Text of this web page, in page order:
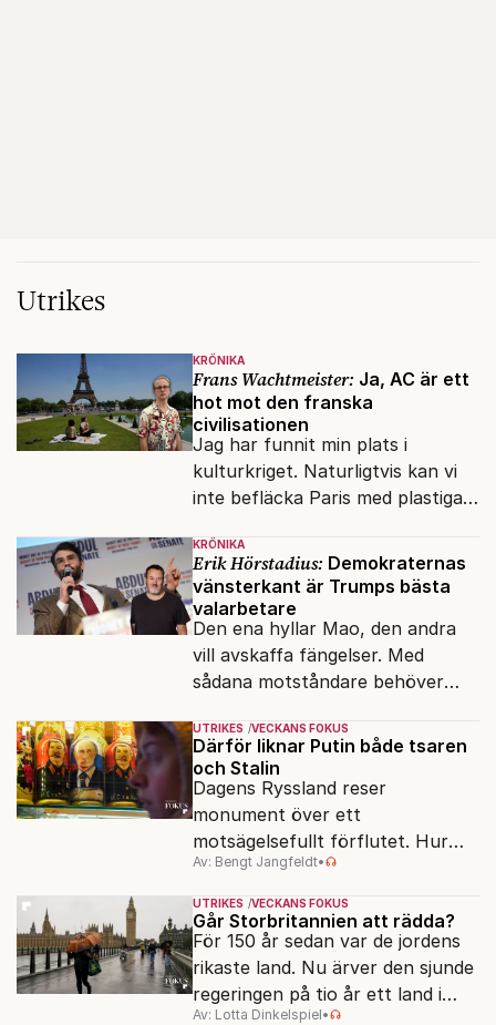
Utrikes
KRÖNIKA
Frans Wachtmeister: Ja, AC är ett
hot mot den franska
civilisationen
Jag har funnit min plats i
kulturkriget. Naturligtvis kan vi
inte befläcka Paris med plastiga
KRÖNIKA
Erik Hörstadius: Demokraternas
vänsterkant är Trumps bästa
valarbetare
Den ena hyllar Mao, den andra
vill avskaffa fängelser. Med
sådana motståndare behöver
vänner.
UTRIKES VECKANS FOKUS
Därför liknar Putin både tsaren
och Stalin
Dagens Ryssland reser
monument över ett
motsägelsefullt förflutet. Hur
kunde två revolutioner förändra
hela samhället – utan att rubba
den ryska statsidén?
Av: Bengt Jangfeldt•
UTRIKES VECKANS FOKUS
Går Storbritannien att rädda?
För 150 år sedan var de jordens
rikaste land. Nu ärver den sjunde
regeringen på tio år ett land i
politiskt och ekonomiskt kaos.
Av: Lotta Dinkelspiel•